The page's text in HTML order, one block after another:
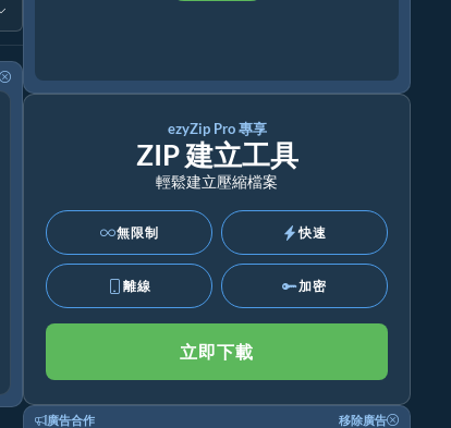
ezyZip Pro 專享
ZIP 建立工具
輕鬆建立壓縮檔案
無限制 快速
離線 加密
立即下載
廣告合作 移除廣告